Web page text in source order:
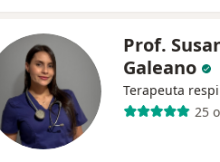
Prof.
Galeano
Terapeuta
25